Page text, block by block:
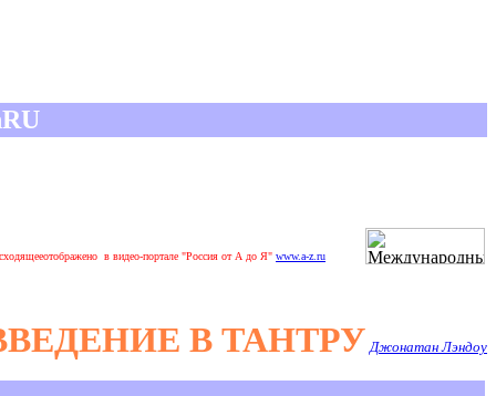
в видео-портале "Россия от А до Я" www.a-z.ru
В ТАНТРУ Джонатан Лэндоу